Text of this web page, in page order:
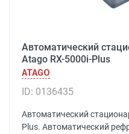
Автоматический
Atago RX-5000i-Plus
ATAGO
ID: 0136435
Автоматический
Plus. Автоматический